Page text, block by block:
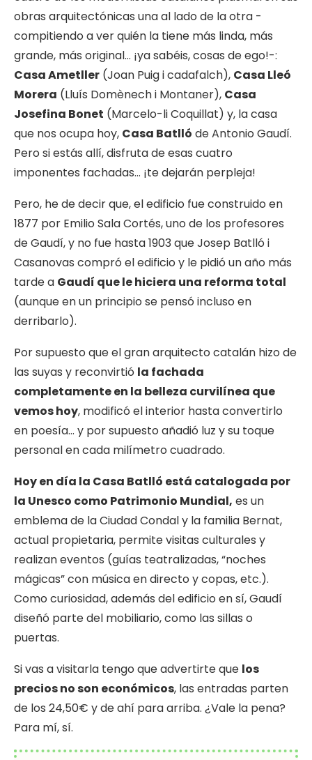
obras arquitectónicas una al lado de la otra -
compitiendo a ver quién la tiene más linda, más
grande, más original… ¡ya sabéis, cosas de ego!-:
Casa Ametller (Joan Puig i cadafalch), Casa Lleó
Morera (Lluís Domènech i Montaner), Casa
Josefina Bonet (Marcelo-li Coquillat) y, la casa
que nos ocupa hoy, Casa Batlló de Antonio Gaudí.
Pero si estás allí, disfruta de esas cuatro
imponentes fachadas… ¡te dejarán perpleja!
Pero, he de decir que, el edificio fue construido en
1877 por Emilio Sala Cortés, uno de los profesores
de Gaudí, y no fue hasta 1903 que Josep Batlló i
Casanovas compró el edificio y le pidió un año más
tarde a Gaudí que le hiciera una reforma total
(aunque en un principio se pensó incluso en
derribarlo).
Por supuesto que el gran arquitecto catalán hizo de
las suyas y reconvirtió la fachada
completamente en la belleza curvilínea que
vemos hoy, modificó el interior hasta convertirlo
en poesía… y por supuesto añadió luz y su toque
personal en cada milímetro cuadrado.
Hoy en día la Casa Batlló está catalogada por
la Unesco como Patrimonio Mundial, es un
emblema de la Ciudad Condal y la familia Bernat,
actual propietaria, permite visitas culturales y
realizan eventos (guías teatralizadas, “noches
mágicas” con música en directo y copas, etc.).
Como curiosidad, además del edificio en sí, Gaudí
diseñó parte del mobiliario, como las sillas o
puertas.
Si vas a visitarla tengo que advertirte que los
precios no son económicos, las entradas parten
de los 24,50€ y de ahí para arriba. ¿Vale la pena?
Para mí, sí.